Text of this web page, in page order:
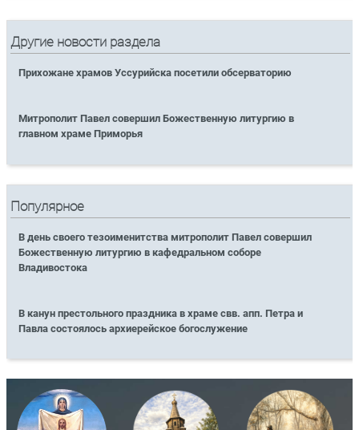
Другие новости раздела
Прихожане храмов Уссурийска посетили обсерваторию
Митрополит Павел совершил Божественную литургию в
главном храме Приморья
Популярное
В день своего тезоименитства митрополит Павел совершил
Божественную литургию в кафедральном соборе
Владивостока
В канун престольного праздника в храме свв. апп. Петра и
Павла состоялось архиерейское богослужение